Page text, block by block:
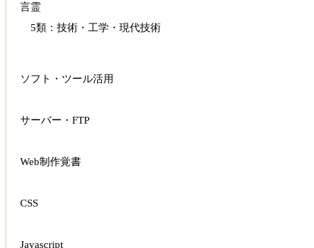
言霊
5類：技術・工学・現代技術
ソフト・ツール活用
サーバー・FTP
Web制作覚書
CSS
Javascript